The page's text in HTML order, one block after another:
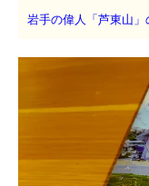
岩手の偉人「芦東山